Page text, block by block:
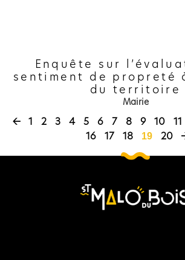
Enquête sur
sentiment de propreté
du territoire
Mairie
← 1 2 3 4 5 6 7 8 9 10 11
16
17 18 19 20